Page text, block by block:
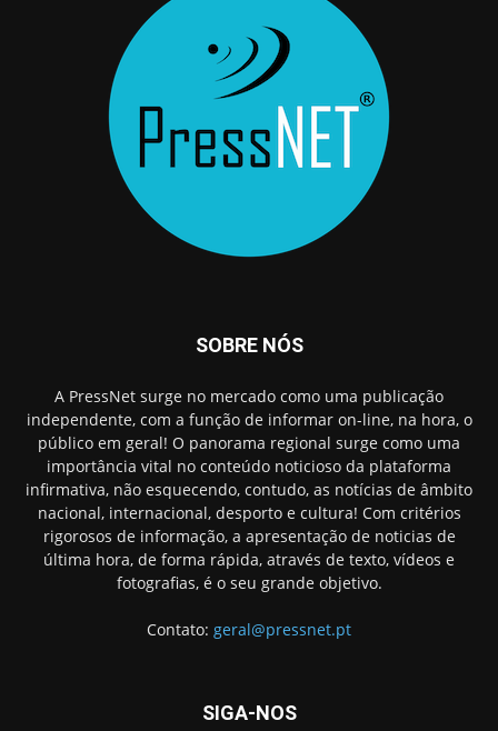
SOBRE NÓS
A PressNet surge no mercado como uma publicação
independente, com a função de informar on-line, na hora, o
público em geral! O panorama regional surge como uma
importância vital no conteúdo noticioso da plataforma
infirmativa, não esquecendo, contudo, as notícias de âmbito
nacional, internacional, desporto e cultura! Com critérios
rigorosos de informação, a apresentação de noticias de
última hora, de forma rápida, através de texto, vídeos e
fotografias, é o seu grande objetivo.
Contato: geral@pressnet.pt
SIGA-NOS